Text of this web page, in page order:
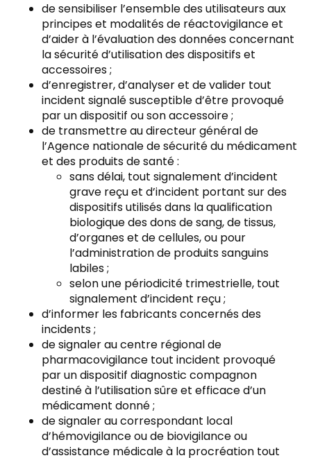
de sensibiliser l’ensemble des utilisateurs aux
principes et modalités de réactovigilance et
d’aider à l’évaluation des données concernant
la sécurité d’utilisation des dispositifs et
accessoires ;
d’enregistrer, d’analyser et de valider tout
incident signalé susceptible d’être provoqué
par un dispositif ou son accessoire ;
de transmettre au directeur général de
l’Agence nationale de sécurité du médicament
et des produits de santé :
sans délai, tout signalement d’incident
grave reçu et d’incident portant sur des
dispositifs utilisés dans la qualification
biologique des dons de sang, de tissus,
d’organes et de cellules, ou pour
l’administration de produits sanguins
labiles ;
selon une périodicité trimestrielle, tout
signalement d’incident reçu ;
d’informer les fabricants concernés des
incidents ;
de signaler au centre régional de
pharmacovigilance tout incident provoqué
par un dispositif diagnostic compagnon
destiné à l’utilisation sûre et efficace d’un
médicament donné ;
de signaler au correspondant local
d’hémovigilance ou de biovigilance ou
d’assistance médicale à la procréation tout